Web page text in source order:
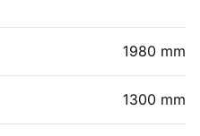
1980 mm
1300 mm